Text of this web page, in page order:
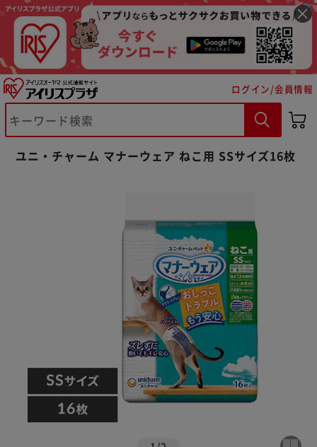
ログイン/会員情報
ユニ・チャーム マナーウェア ねこ用 SSサイズ16枚
※ご確認ください